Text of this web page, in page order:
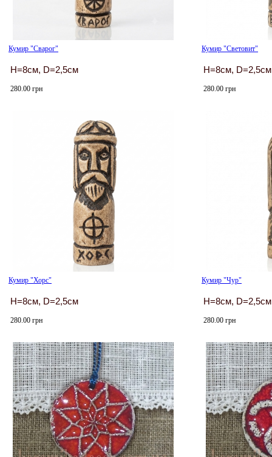
Кумир "Сварог"
H=8см, D=2,5см
280.00 грн
Кумир "Световит"
H=8см, D=2,5см
280.00 грн
Кумир "Хорс"
H=8см, D=2,5см
280.00 грн
Кумир "Чур"
H=8см, D=2,5см
280.00 грн